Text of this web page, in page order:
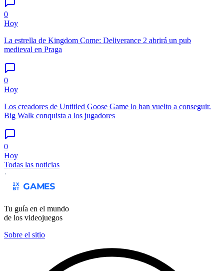
0
Hoy
La estrella de Kingdom Come: Deliverance 2 abrirá un pub
medieval en Praga
0
Hoy
Los creadores de Untitled Goose Game lo han vuelto a conseguir.
Big Walk conquista a los jugadores
0
Hoy
Todas las noticias
Tu guía en el mundo
de los videojuegos
Sobre el sitio